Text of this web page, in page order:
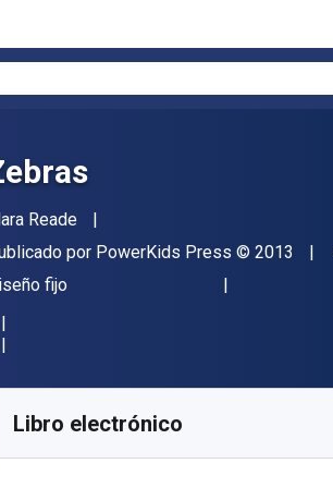
Reade
por PowerKids Press Copyright
© 2013
fijo
Libro electrónico